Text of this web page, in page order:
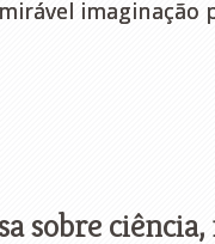
imaginação
sobre